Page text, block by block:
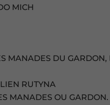
MICH
MANADES DU
RUTYNA
MANADES OU